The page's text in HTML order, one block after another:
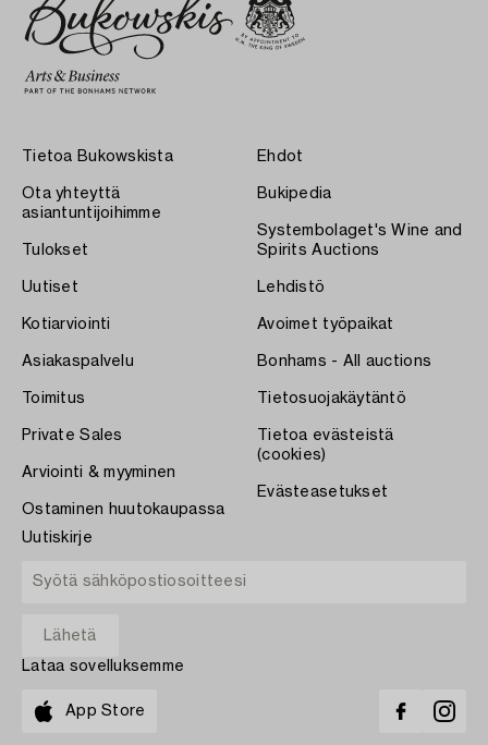
Tietoa Bukowskista
Ota yhteyttä
asiantuntijoihimme
Tulokset
Uutiset
Kotiarviointi
Asiakaspalvelu
Toimitus
Private Sales
Arviointi & myyminen
Ostaminen huutokaupassa
Ehdot
Bukipedia
Systembolaget's Wine and
Spirits Auctions
Lehdistö
Avoimet työpaikat
Bonhams - All auctions
Tietosuojakäytäntö
Tietoa evästeistä
(cookies)
Evästeasetukset
Uutiskirje
Lataa sovelluksemme
App Store